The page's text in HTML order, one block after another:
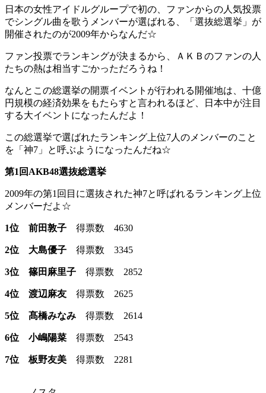
日本の女性アイドルグループで初の、 ファンからの人気投票
でシングル曲を歌うメンバーが選ばれる、「選抜総選挙」 が
開催されたのが2009年からなんだ☆
ファン投票でランキングが決まるから、ＡＫＢのファンの人
たちの熱は相当すごかっただろうね！
なんとこの総選挙の開票イベントが行われる開催地は、十億
円規模の経済効果をもたらすと言われるほど、日本中が注目
する大イベントになったんだよ！
この総選挙で選ばれたランキング上位7人のメンバーのこと
を「神7」
と呼ぶようになったんだね☆
第1回AKB48選抜総選挙
2009年の第1回目に選抜された神7と呼ばれるランキング上位
メンバーだよ☆
1位 前田敦子 得票数 4630
2位 大島優子 得票数 3345
3位 篠田麻里子 得票数 2852
4位 渡辺麻友 得票数 2625
5位 髙橋みなみ 得票数 2614
6位 小嶋陽菜 得票数 2543
7位 板野友美 得票数 2281